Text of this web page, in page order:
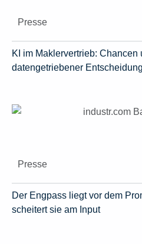
Presse
KI im Maklervertrieb: Chancen
datengetriebener
Presse
Der Engpass liegt vor dem
scheitert sie am Input